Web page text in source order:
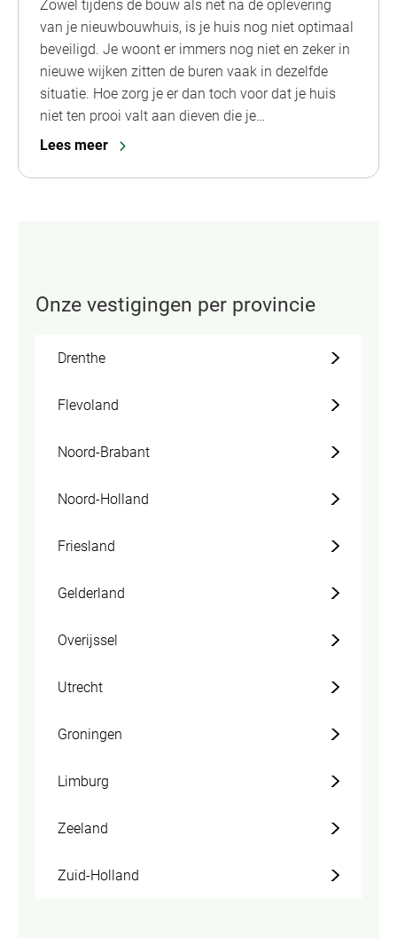
Zowel tijdens de bouw als net na de oplevering
van je nieuwbouwhuis, is je huis nog niet optimaal
beveiligd. Je woont er immers nog niet en zeker in
nieuwe wijken zitten de buren vaak in dezelfde
situatie. Hoe zorg je er dan toch voor dat je huis
niet ten prooi valt aan dieven die je…
Lees meer
Onze vestigingen per provincie
Drenthe
Flevoland
Noord-Brabant
Noord-Holland
Friesland
Gelderland
Overijssel
Utrecht
Groningen
Limburg
Zeeland
Zuid-Holland